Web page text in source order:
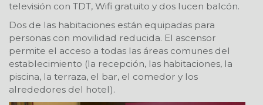
televisión con TDT, Wifi gratuito y dos lucen balcón.
Dos de las habitaciones están equipadas para
personas con movilidad reducida. El ascensor
permite el acceso a todas las áreas comunes del
establecimiento (la recepción, las habitaciones, la
piscina, la terraza, el bar, el comedor y los
alrededores del hotel).